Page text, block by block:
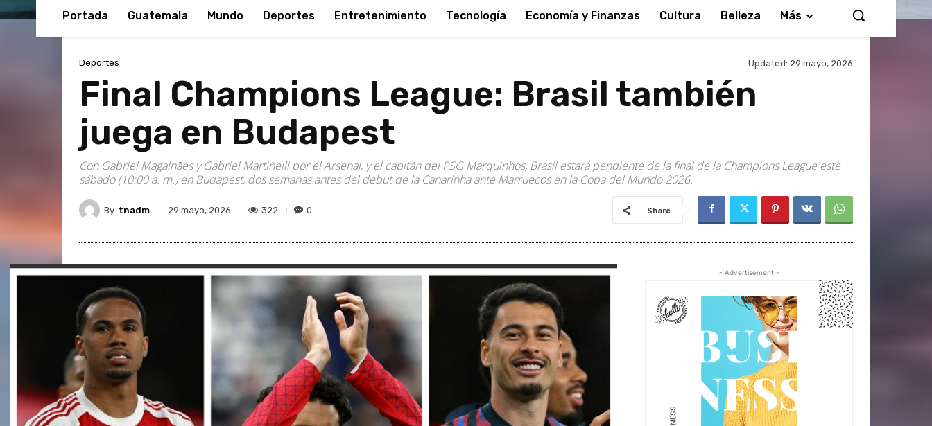
Portada Guatemala Mundo Deportes Entretenimiento Tecnología Economía y Finanzas Cultura Belleza Más
Deportes Updated: 29 mayo, 2026
Final Champions League: Brasil también
juega en Budapest
Con Gabriel Magalhães y Gabriel Martinelli por el Arsenal, y el capitán del PSG Marquinhos, Brasil estará pendiente de la final de la Champions League este
sábado (10:00 a. m.) en Budapest, dos semanas antes del debut de la Canarinha ante Marruecos en la Copa del Mundo 2026.
By tnadm 29 mayo, 2026 322 0 Share
- Advertisement -